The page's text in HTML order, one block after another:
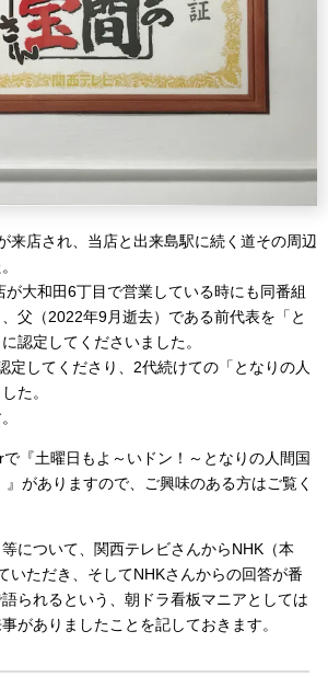
来店され、当店と出来島駅に続く道その周辺
大和田6丁目で営業している時にも同番組
父（2022年9月逝去）である前代表を「と
認定してくださいました。
定してくださり、2代続けての「となりの人
た。
『土曜日もよ～いドン！～となりの人間国
がありますので、ご興味のある方はご覧く
について、関西テレビさんからNHK（本
いただき、そしてNHKさんからの回答が番
られるという、朝ドラ看板マニアとしては
がありましたことを記しておきます。